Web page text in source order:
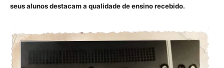
seus alunos destacam a qualidade de ensino recebido.